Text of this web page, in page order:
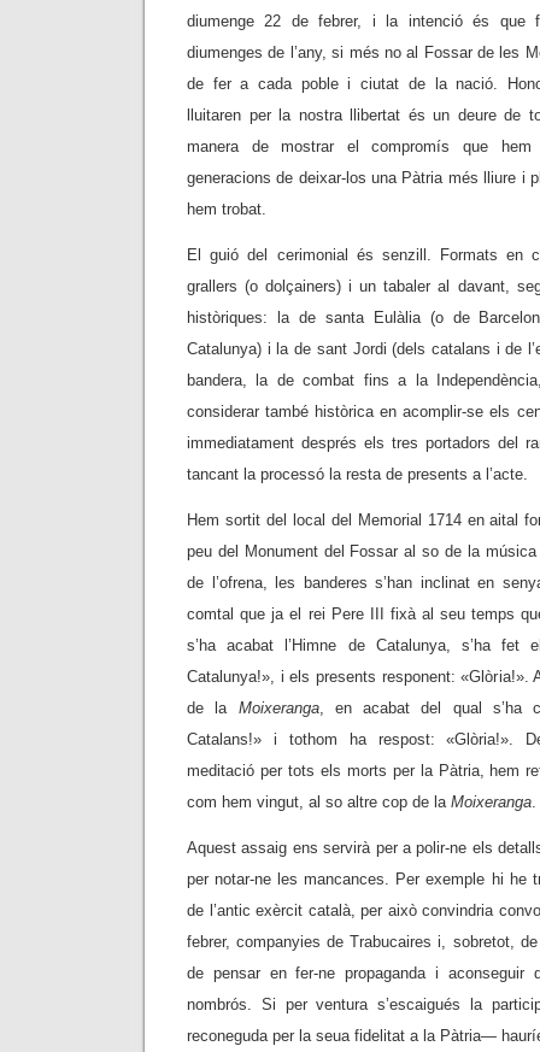
diumenge 22 de febrer, i la intenció és que
diumenges de l’any, si més no al Fossar de les
de fer a cada poble i ciutat de la nació.
lluitaren per la nostra llibertat és un deure de
manera de mostrar el compromís que
generacions de deixar-los una Pàtria més lliure i
hem trobat.
El guió del cerimonial és senzill. Formats en
grallers (o dolçainers) i un tabaler al davant,
històriques: la de santa Eulàlia (o de
Catalunya) i la de sant Jordi (dels catalans i de
bandera, la de combat fins a la
considerar també històrica en acomplir-se els
immediatament després els tres portadors del
tancant la processó la resta de presents a l’acte.
Hem sortit del local del Memorial 1714 en aital
peu del Monument del Fossar al so de la
de l’ofrena, les banderes s’han inclinat en
comtal que ja el rei Pere III fixà al seu temps
s’ha acabat l’Himne de Catalunya, s’ha
Catalunya!», i els presents responent: «Glòria!».
de la Moixeranga, en acabat del qual s’ha
Catalans!» i tothom ha respost: «Glòria!».
meditació per tots els morts per la Pàtria, hem
com hem vingut, al so altre cop de la Moixeranga.
Aquest assaig ens servirà per a polir-ne els
per notar-ne les mancances. Per exemple hi he
de l’antic exèrcit català, per això convindria
febrer, companyies de Trabucaires i, sobretot,
de pensar en fer-ne propaganda i aconseguir
nombrós. Si per ventura s’escaigués la
reconeguda per la seua fidelitat a la Pàtria—